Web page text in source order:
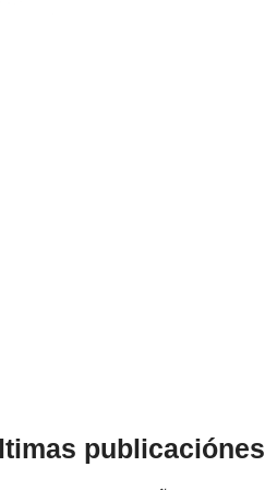
publicaciónes